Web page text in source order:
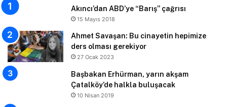
Akıncı’dan ABD’ye “Barış” çağrısı
15 Mayıs 2018
Ahmet Savaşan: Bu cinayetin hepimize
ders olması gerekiyor
27 Ocak 2023
Başbakan Erhürman, yarın akşam
Çatalköy’de halkla buluşacak
10 Nisan 2019